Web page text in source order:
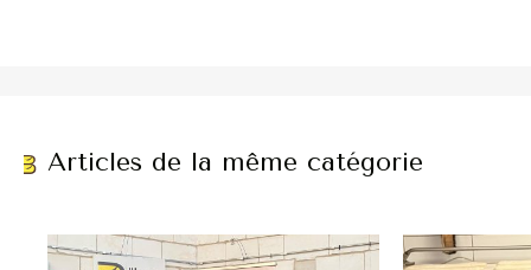
Articles de la même catégorie